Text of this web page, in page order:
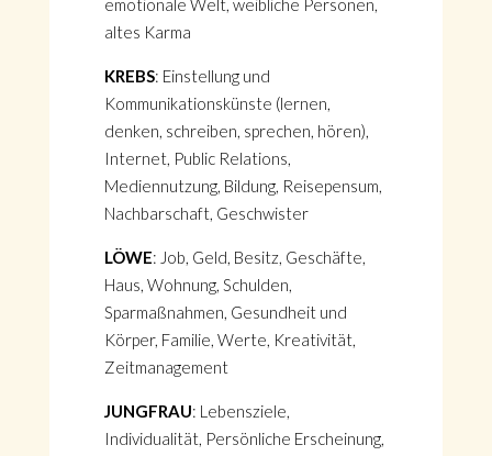
emotionale Welt, weibliche Personen,
altes Karma
KREBS: Einstellung und
Kommunikationskünste (lernen,
denken, schreiben, sprechen, hören),
Internet, Public Relations,
Mediennutzung, Bildung, Reisepensum,
Nachbarschaft, Geschwister
LÖWE: Job, Geld, Besitz, Geschäfte,
Haus, Wohnung, Schulden,
Sparmaßnahmen, Gesundheit und
Körper, Familie, Werte, Kreativität,
Zeitmanagement
JUNGFRAU: Lebensziele,
Individualität, Persönliche Erscheinung,